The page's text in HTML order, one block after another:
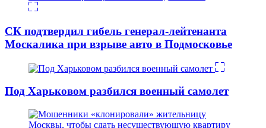
СК подтвердил гибель генерал-лейтенанта
Москалика при взрыве авто в Подмосковье
Под Харьковом разбился военный самолет